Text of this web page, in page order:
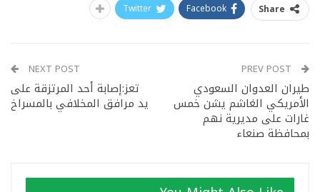
Share
Facebook
Twitter
طيران العدوان السعودي
الأمريكي الغاشم يشن خمس
غارات على مديرية نهم
بمحافظة صنعاء
NEXT POST
تعز:إصابة أحد المرتزقة على
يد مرافق المخلافي بالمسراخ